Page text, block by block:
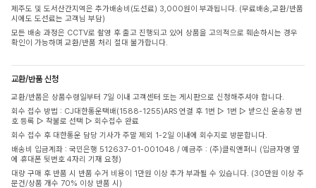
제주도 및 도서산간지역은 추가배송비(도선료) 3,000원이 부과됩니다. (무료배송,교환/반품
시에도 도선료는 고객님 부담)
모든 배송 과정은 CCTV로 촬영 후 출고 진행되고 있어 상품을 고의적으로 훼손하시는 경우
확인이 가능하며 교환/반품 처리 절대 불가합니다.
교환/반품 신청
교환/반품은 상품수령일부터 7일 이내 고객센터 또는 게시판으로 신청해주셔야 합니다.
회수 접수 방법 : CJ대한통운택배(1588-1255)ARS 연결 후 1번 ▷ 1번 ▷ 받으신 운송장 번
호 등록 ▷ 착불로 선택 ▷ 회수접수 완료
회수 접수 후 대한통운 담당 기사가 주말 제외 1-2일 이내에 회수지로 방문합니다.
배송비 입금계좌 : 국민은행 512637-01-001048 / 예금주 : (주)클릭앤퍼니 (입금자명 옆
에 휴대폰 뒷번호 4자리 기재 요청)
대량 구매 후 반품 시 반품 수거 비용이 1만원 이상 추가 부과될 수 있습니다. (30만원 이상 주
문건/상품 개수 70% 이상 반품 시)